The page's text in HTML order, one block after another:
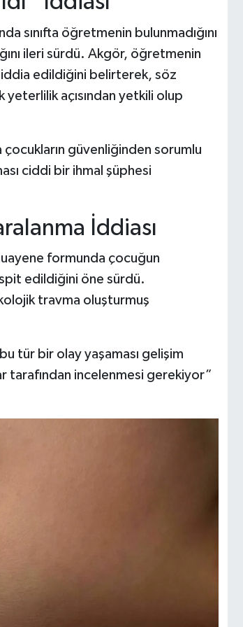
sınıfta öğretmenin bulunmadığını
ileri sürdü. Akgör, öğretmenin
iddia edildiğini belirterek, söz
açısından yetkili olup
çocukların güvenliğinden sorumlu
ciddi bir ihmal şüphesi
İddiası
formunda çocuğun
edildiğini öne sürdü.
travma oluşturmuş
tür bir olay yaşaması gelişim
tarafından incelenmesi gerekiyor”